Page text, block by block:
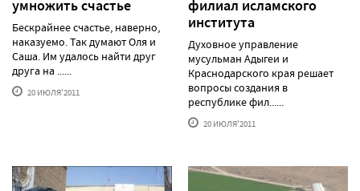
умножить счастье
Бескрайнее счастье, наверно,
наказуемо. Так думают Оля и
Саша. Им удалось найти друг
друга на ......
20 ИЮЛЯ'2011
филиал исламского
института
Духовное управление
мусульман Адыгеи и
Краснодарского края решает
вопросы создания в
республике фил......
20 ИЮЛЯ'2011